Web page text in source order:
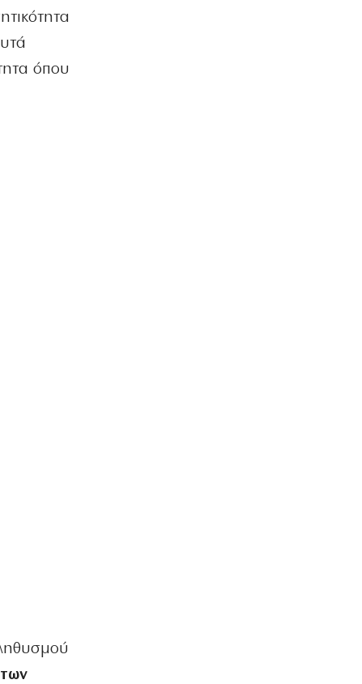
όπου